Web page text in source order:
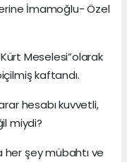
İmamoğlu- Özel
Meselesi”olarak
kaftandı.
hesabı kuvvetli,
miydi?
şey mübahtı ve